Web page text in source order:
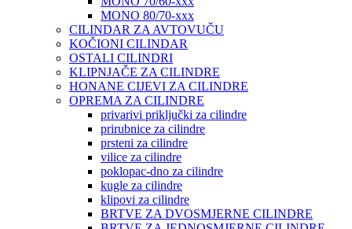
MONO 80/70-xxx
CILINDAR ZA AVTOVUČU
KOČIONI CILINDAR
OSTALI CILINDRI
KLIPNJAČE ZA CILINDRE
HONANE CIJEVI ZA CILINDRE
OPREMA ZA CILINDRE
privarivi priključki za cilindre
prirubnice za cilindre
prsteni za cilindre
vilice za cilindre
poklopac-dno za cilindre
kugle za cilindre
klipovi za cilindre
BRTVE ZA DVOSMJERNE CILINDRE